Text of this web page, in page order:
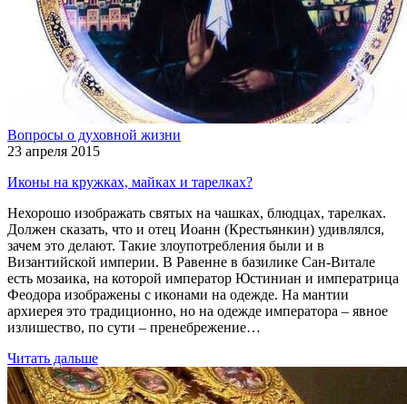
Вопросы о духовной жизни
23 апреля 2015
Иконы на кружках, майках и тарелках?
Нехорошо изображать святых на чашках, блюдцах, тарелках.
Должен сказать, что и отец Иоанн (Крестьянкин) удивлялся,
зачем это делают. Такие злоупотребления были и в
Византийской империи. В Равенне в базилике Сан-Витале
есть мозаика, на которой император Юстиниан и императрица
Феодора изображены с иконами на одежде. На мантии
архиерея это традиционно, но на одежде императора – явное
излишество, по сути – пренебрежение…
Читать дальше